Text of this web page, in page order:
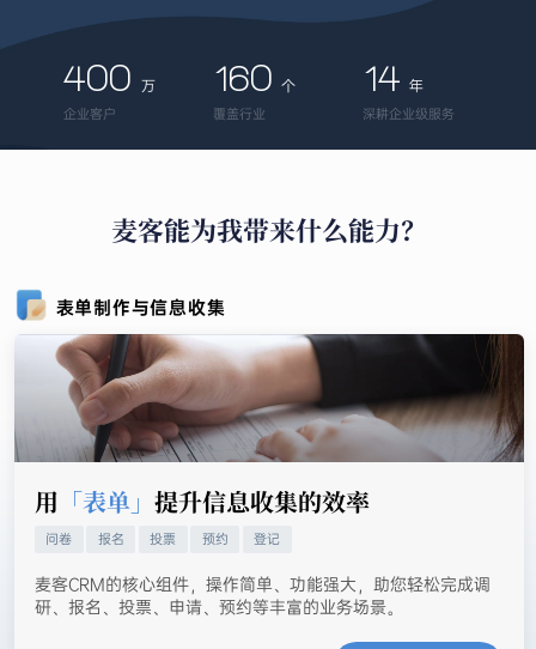
400 万
企业客户
160 个
覆盖行业
14 年
深耕企业级服务
麦客能为我带来什么能力？
表单制作与信息收集
用 「表单」 提升信息收集的效率
问卷 报名 投票 预约 登记
麦客CRM的核心组件，操作简单、功能强大，助您轻松完成调
研、报名、投票、申请、预约等丰富的业务场景。